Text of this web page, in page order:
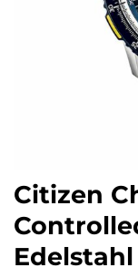
Citizen
Edelstahl